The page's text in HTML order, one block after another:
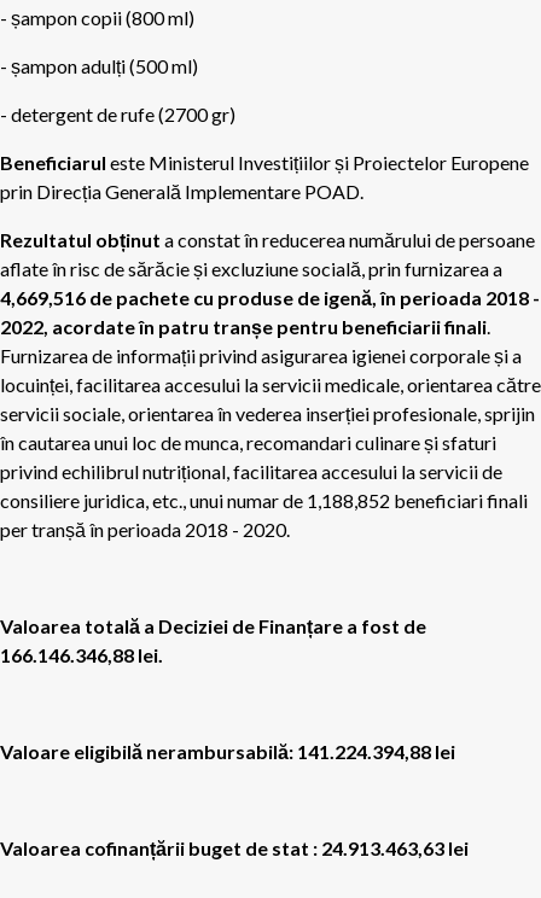
- șampon copii (800 ml)
- șampon adulți (500 ml)
- detergent de rufe (2700 gr)
Beneficiarul este Ministerul Investițiilor și Proiectelor Europene
prin Direcția Generală Implementare POAD.
Rezultatul obținut a constat în reducerea numărului de persoane
aflate în risc de sărăcie și excluziune socială, prin furnizarea a
4,669,516 de pachete cu produse de igenă, în perioada 2018 -
2022, acordate în patru tranșe pentru beneficiarii finali.
Furnizarea de informații privind asigurarea igienei corporale și a
locuinței, facilitarea accesului la servicii medicale, orientarea către
servicii sociale, orientarea în vederea inserției profesionale, sprijin
în cautarea unui loc de munca, recomandari culinare și sfaturi
privind echilibrul nutrițional, facilitarea accesului la servicii de
consiliere juridica, etc., unui numar de 1,188,852 beneficiari finali
per tranșă în perioada 2018 - 2020.
Valoarea totală a Deciziei de Finanțare a fost de
166.146.346,88 lei.
Valoare eligibilă nerambursabilă: 141.224.394,88 lei
Valoarea cofinanțării buget de stat : 24.913.463,63 lei